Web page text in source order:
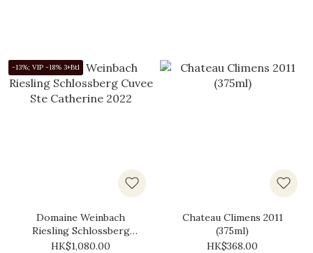
-13%; VIP -18% 3+Btl
Domaine Weinbach
Riesling Schlossberg
Cuvee Ste Catherine 2022
HK$1,080.00
Chateau Climens 2011
(375ml)
HK$368.00